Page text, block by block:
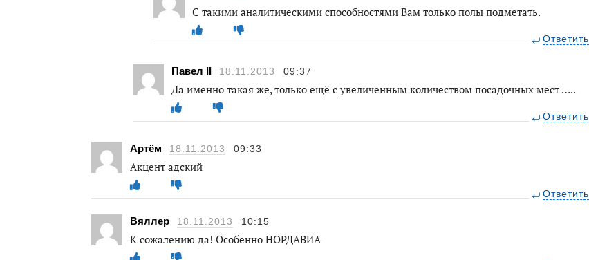
С такими аналитическими способностями Вам только полы подметать.
Ответить
Павел II 18.11.2013 09:37
Да именно такая же, только ещё с увеличенным количеством посадочных мест …..
Ответить
Артём 18.11.2013 09:33
Акцент адский
Ответить
Вяллер 18.11.2013 10:15
К сожалению да! Особенно НОРДАВИА